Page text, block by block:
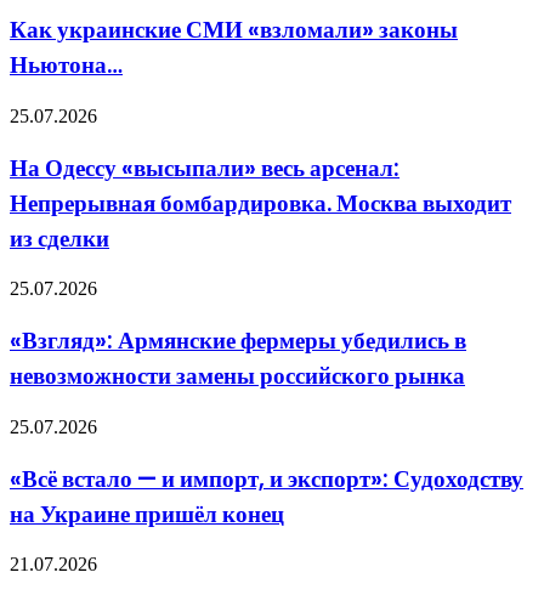
глобальной
цифровой
инфраструктуры»
СМИ
«взломали»
законы
Как украинские СМИ «взломали» законы
Ньютона…
На
«высыпали»
весь
арсенал:
бомбардировка.
выходит
сделки
25.07.2026
На Одессу «высыпали» весь арсенал:
Непрерывная бомбардировка. Москва выходит
из сделки
«Взгляд»:
фермеры
убедились
в
замены
российского
25.07.2026
«Взгляд»: Армянские фермеры убедились в
невозможности замены российского рынка
«Всё
—
и
импорт,
экспорт»:
25.07.2026
«Всё встало — и импорт, и экспорт»: Судоходству
на Украине пришёл конец
С
21.07.2026